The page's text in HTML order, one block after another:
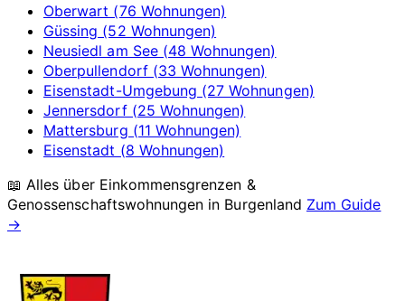
Oberwart (76 Wohnungen)
Güssing (52 Wohnungen)
Neusiedl am See (48 Wohnungen)
Oberpullendorf (33 Wohnungen)
Eisenstadt-Umgebung (27 Wohnungen)
Jennersdorf (25 Wohnungen)
Mattersburg (11 Wohnungen)
Eisenstadt (8 Wohnungen)
📖 Alles über Einkommensgrenzen &
Genossenschaftswohnungen in Burgenland Zum Guide
→